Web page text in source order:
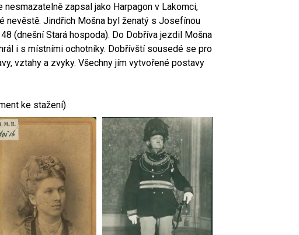
zapsal jako Harpagon v Lakomci,
nevěstě. Jindřich Mošna byl ženatý s Josefínou
(dnešní Stará hospoda). Do Dobříva jezdil Mošna
i s místními ochotníky. Dobřívští sousedé se pro
vztahy a zvyky. Všechny jím vytvořené postavy
ke stažení)